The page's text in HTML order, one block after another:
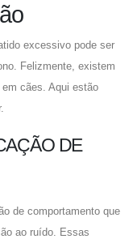
excessivo pode ser
Felizmente, existem
cães. Aqui estão
DE
de comportamento que
ao ruído. Essas